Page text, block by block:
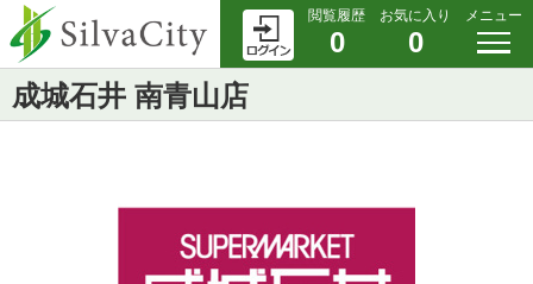
閲覧履歴
0
お気に入り
0
メニュー
成城石井 南青山店